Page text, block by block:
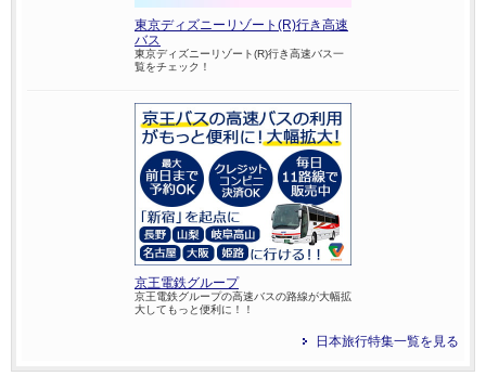
東京ディズニーリゾート(R)行き高速
バス
東京ディズニーリゾート(R)行き高速バス一
覧をチェック！
京王電鉄グループ
京王電鉄グループの高速バスの路線が大幅拡
大してもっと便利に！！
日本旅行特集一覧を見る